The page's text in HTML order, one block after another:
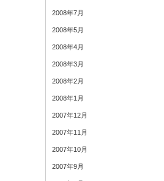
2008年7月
2008年5月
2008年4月
2008年3月
2008年2月
2008年1月
2007年12月
2007年11月
2007年10月
2007年9月